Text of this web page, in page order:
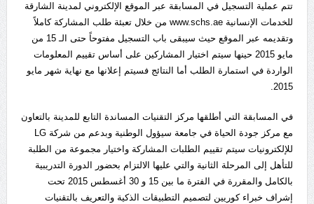
تتم عملية التسجيل في المسابقة عبر الموقع الإلكتروني لمدينة الشارقة
للخدمات الإنسانية www.schs.ae من خلال تعبئة طلب المشاركة كاملاً
وتقديمه عبر الموقع حيث سيبقى باب التسجيل مفتوحاً حتى الـ 15 من
مايو 2015 حينها سيتم اختيار المشاركين على أساس تقييم المعلومات
الواردة في استمارة الطلب أما النتائج فسيتم إعلانها مع نهاية شهر مايو
2015.
في المسابقة التي أطلقها مركز التقنيات المساندة التابع للمدينة بالتعاون
مع مركز جودة الحياة في جامعة سيؤول الوطنية وبدعم من شركة LG
للإلكترونيات سيتم تقييم الطلبات المشاركة واختيار مجموعة من الطلبة
للتأهل إلى المرحلة الثانية والتي عليها الالتزام بحضور الدورة التدريبية
بالكامل والمقررة في الفترة ما بين 15 و 30 أغسطس 2015 تحت
إشراف خبراء كوريين لتصميم التطبيقات الذكية والتعريف بالتقنيات